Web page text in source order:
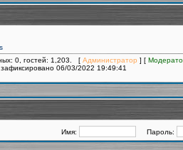
0, гостей: 1,203. [ Администратор ] [
06/03/2022 19:49:41
Имя: Пароль: